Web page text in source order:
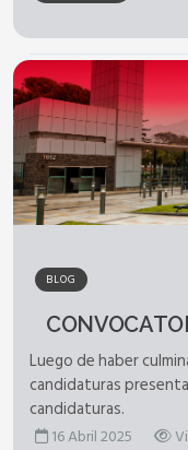
BLOG
Luego de haber
candidaturas
candidaturas.
16 Abril 2025